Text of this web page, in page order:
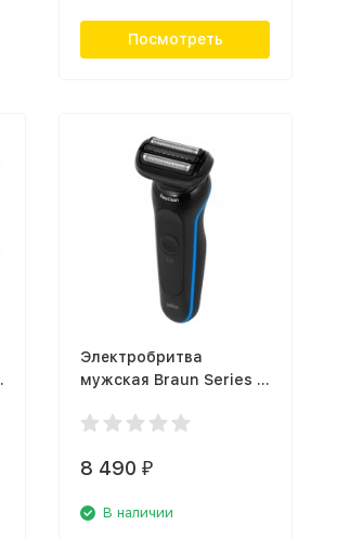
Посмотреть
Электробритва
мужская Braun Series 5
8 490₽
В наличии